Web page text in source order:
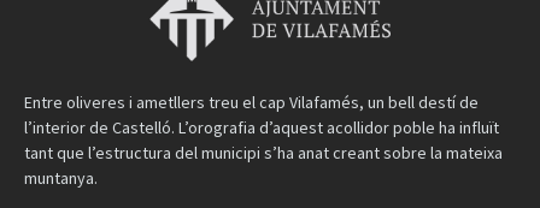
Entre oliveres i ametllers treu el cap Vilafamés, un bell destí de
l’interior de Castelló. L’orografia d’aquest acollidor poble ha influït
tant que l’estructura del municipi s’ha anat creant sobre la mateixa
muntanya.